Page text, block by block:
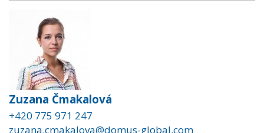
Zuzana Čmakalová
+420 775 971 247
zuzana.cmakalova@domus-global.com